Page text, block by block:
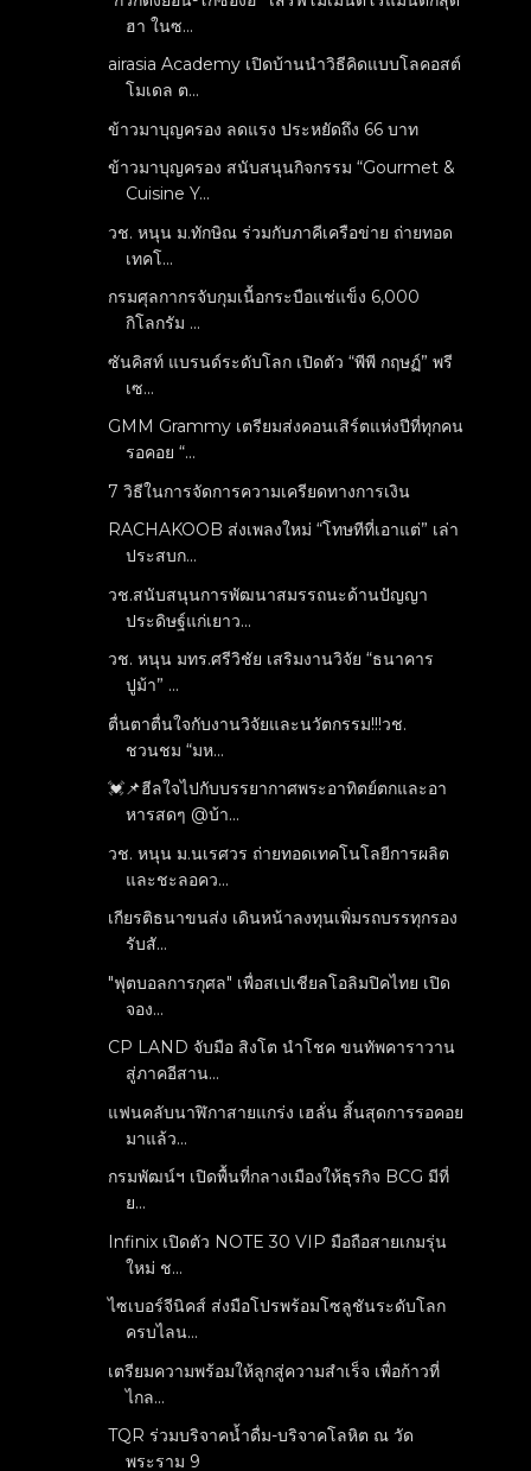
ฮา ในซ...
airasia Academy เปิดบ้านนำวิธีคิดแบบโลคอสต์
โมเดล ต...
ข้าวมาบุญครอง ลดแรง ประหยัดถึง 66 บาท
ข้าวมาบุญครอง สนับสนุนกิจกรรม “Gourmet &
Cuisine Y...
วช. หนุน ม.ทักษิณ ร่วมกับภาคีเครือข่าย ถ่ายทอด
เทคโ...
กรมศุลกากรจับกุมเนื้อกระบือแช่แข็ง 6,000
กิโลกรัม ...
ซันคิสท์ แบรนด์ระดับโลก เปิดตัว “พีพี กฤษฏ์” พรี
เซ...
GMM Grammy เตรียมส่งคอนเสิร์ตแห่งปีที่ทุกคน
รอคอย “...
7 วิธีในการจัดการความเครียดทางการเงิน
RACHAKOOB ส่งเพลงใหม่ “โทษทีที่เอาแต่” เล่า
ประสบก...
วช.สนับสนุนการพัฒนาสมรรถนะด้านปัญญา
ประดิษฐ์แก่เยาว...
วช. หนุน มทร.ศรีวิชัย เสริมงานวิจัย “ธนาคาร
ปูม้า” ...
ตื่นตาตื่นใจกับงานวิจัยและนวัตกรรม!!!วช.
ชวนชม “มห...
💓📌ฮีลใจไปกับบรรยากาศพระอาทิตย์ตกและอา
หารสดๆ @บ้า...
วช. หนุน ม.นเรศวร ถ่ายทอดเทคโนโลยีการผลิต
และชะลอคว...
เกียรติธนาขนส่ง เดินหน้าลงทุนเพิ่มรถบรรทุกรอง
รับสั...
"ฟุตบอลการกุศล" เพื่อสเปเชียลโอลิมปิคไทย เปิด
จอง...
CP LAND จับมือ สิงโต นำโชค ขนทัพคาราวาน
สู่ภาคอีสาน...
แฟนคลับนาฬิกาสายแกร่ง เฮลั่น สิ้นสุดการรอคอย
มาแล้ว...
กรมพัฒน์ฯ เปิดพื้นที่กลางเมืองให้ธุรกิจ BCG มีที่
ย...
Infinix เปิดตัว NOTE 30 VIP มือถือสายเกมรุ่น
ใหม่ ช...
ไซเบอร์จีนิคส์ ส่งมือโปรพร้อมโซลูชันระดับโลก
ครบไลน...
เตรียมความพร้อมให้ลูกสู่ความสำเร็จ เพื่อก้าวที่
ไกล...
TQR ร่วมบริจาคน้ำดื่ม-บริจาคโลหิต ณ วัด
พระราม 9